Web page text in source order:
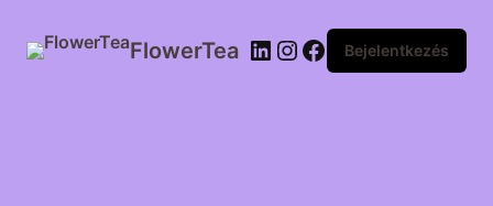
FlowerTea Bejelentkezés